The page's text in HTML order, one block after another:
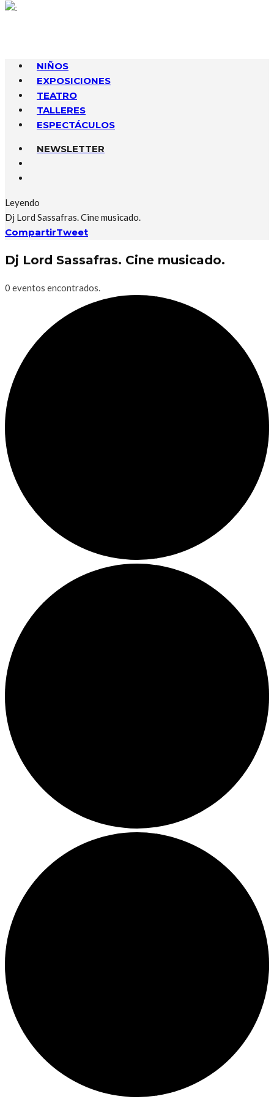
NIÑOS
EXPOSICIONES
TEATRO
TALLERES
ESPECTÁCULOS
NEWSLETTER
Leyendo
Dj Lord Sassafras. Cine musicado.
CompartirTweet
Dj Lord Sassafras. Cine musicado.
0 eventos encontrados.